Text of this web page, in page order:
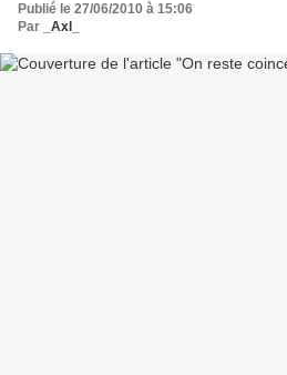
Publié le 27/06/2010 à 15:06
Par
_Axl_